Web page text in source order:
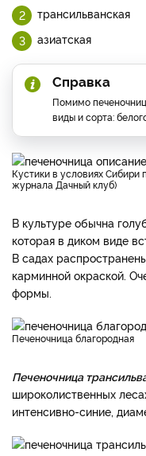
трансильванская
азиатская
Справка
Помимо
виды и сорта:
Кустики в условиях Сибири просыпаются в марте (Фото Е. Бондарь для
журнала Дачный клуб)
В культуре обычна
которая в диком виде
В садах
карминной окраской.
формы.
Печеночница благородная
Печеночница
широколиственных
интенсивно-синие,